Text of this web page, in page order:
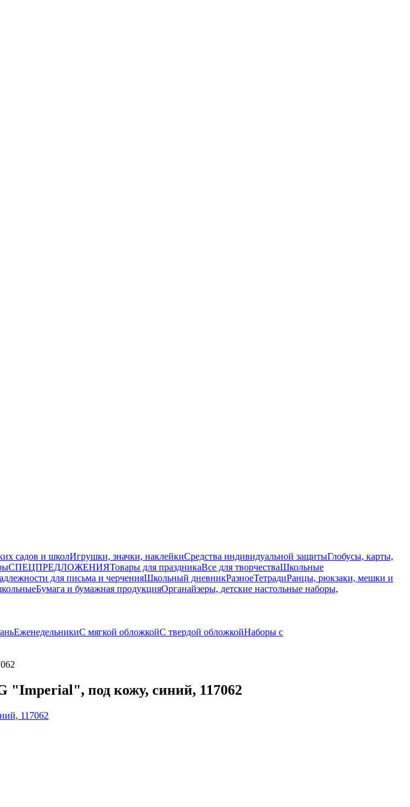
садов и школИгрушки, значки, наклейкиСредства индивидуальной защитыГлобусы, карты,
СПЕЦПРЕДЛОЖЕНИЯТовары для праздникаВсе для творчестваШкольные
для письма и черченияШкольный дневникРазноеТетрадиРанцы, рюкзаки, мешки и
Бумага и бумажная продукцияОрганайзеры, детские настольные наборы,
ЕженедельникиС мягкой обложкойС твердой обложкойНаборы с
"Imperial", под кожу, синий, 117062